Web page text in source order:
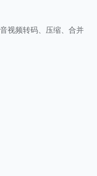
音视频转码、压缩、合并